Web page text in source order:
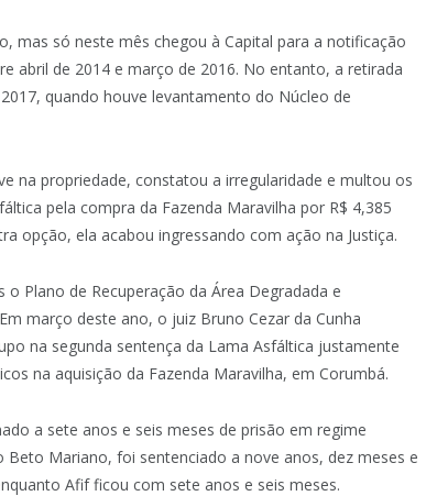
mas só neste mês chegou à Capital para a notificação
abril de 2014 e março de 2016. No entanto, a retirada
quando houve levantamento do Núcleo de
na propriedade, constatou a irregularidade e multou os
pela compra da Fazenda Maravilha por R$ 4,385
opção, ela acabou ingressando com ação na Justiça.
Plano de Recuperação da Área Degradada e
março deste ano, o juiz Bruno Cezar da Cunha
na segunda sentença da Lama Asfáltica justamente
na aquisição da Fazenda Maravilha, em Corumbá.
a sete anos e seis meses de prisão em regime
Mariano, foi sentenciado a nove anos, dez meses e
Afif ficou com sete anos e seis meses.